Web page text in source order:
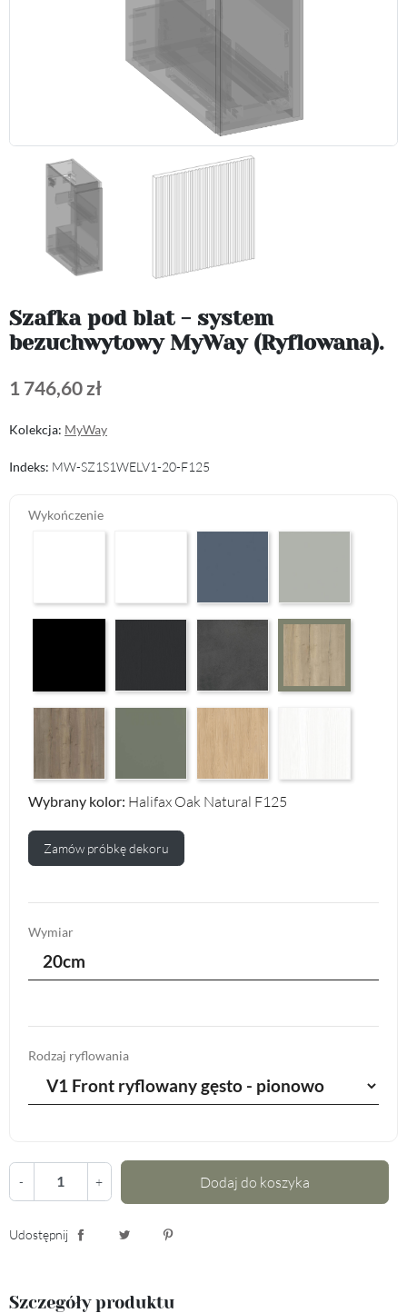
Szafka pod blat - system
bezuchwytowy MyWay (Ryflowana).
1 746,60 zł
Kolekcja: MyWay
Indeks: MW-SZ1S1WELV1-20-F125
Wykończenie
Graphite Paintflow Premier F132
Makalu Darkgrey Classic F134
Halifax Oak Natural
Wybrany kolor: Halifax Oak Natural F125
Zamów próbkę dekoru
Wymiar
20cm
Rodzaj ryflowania
- + Dodaj do koszyka
Udostępnij
Szczegóły produktu